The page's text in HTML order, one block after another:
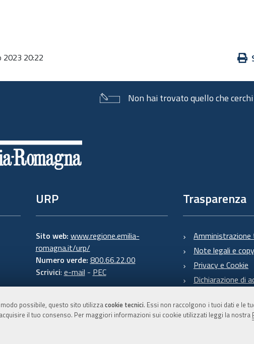
possibile, questo sito utilizzacookie tecnici. Essi non raccolgono i tuoi dati e le
il tuo consenso. Per maggiori informazioni sui cookie utilizzati leggi la nostra
Azioni
2023 20:22
Non hai trovato quello che cerchi
URP
Sito web: www.regione.emilia-
romagna.it/urp/
Numero verde: 800.66.22.00
Scrivici: e-mail - PEC
Trasparenza
Note legali e
Privacy e Cookie
Dichiarazione di